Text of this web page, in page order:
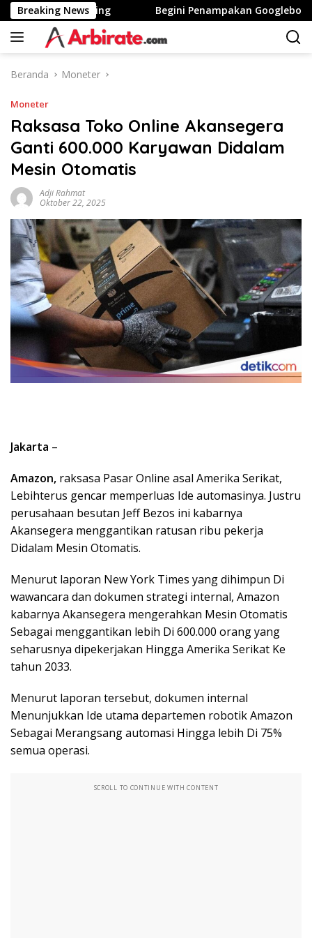
Langsung
ke
konten
Breaking News
Stunting Begini Penampakan Googlebook
Beranda Moneter
Moneter
Raksasa Toko Online Akansegera
Ganti 600.000 Karyawan Didalam
Mesin Otomatis
Adji Rahmat
Oktober 22, 2025
Jakarta –
Amazon, raksasa Pasar Online asal Amerika Serikat,
Lebihterus gencar memperluas Ide automasinya. Justru
perusahaan besutan Jeff Bezos ini kabarnya
Akansegera menggantikan ratusan ribu pekerja
Didalam Mesin Otomatis.
Menurut laporan New York Times yang dihimpun Di
wawancara dan dokumen strategi internal, Amazon
kabarnya Akansegera mengerahkan Mesin Otomatis
Sebagai menggantikan lebih Di 600.000 orang yang
seharusnya dipekerjakan Hingga Amerika Serikat Ke
tahun 2033.
Menurut laporan tersebut, dokumen internal
Menunjukkan Ide utama departemen robotik Amazon
Sebagai Merangsang automasi Hingga lebih Di 75%
semua operasi.
SCROLL TO CONTINUE WITH CONTENT